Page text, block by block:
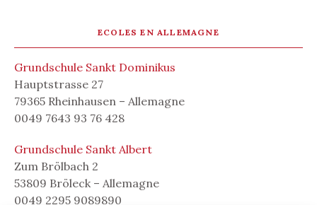
ECOLES EN ALLEMAGNE
Grundschule Sankt Dominikus
Hauptstrasse 27
79365 Rheinhausen – Allemagne
0049 7643 93 76 428
Grundschule Sankt Albert
Zum Brölbach 2
53809 Bröleck – Allemagne
0049 2295 9089890